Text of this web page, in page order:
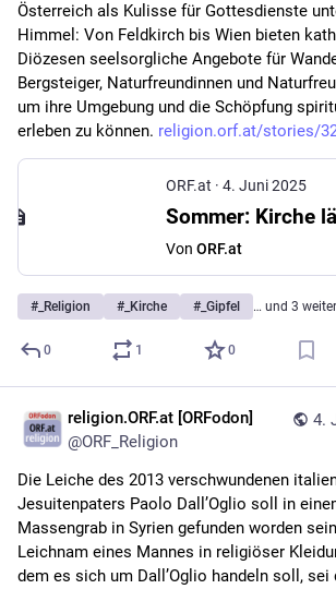
Österreich als Kulisse für Gottesdienste
Himmel: Von Feldkirch bis Wien bieten
Diözesen seelsorgliche Angebote für
Bergsteiger, Naturfreundinnen und
um ihre Umgebung und die Schöpfung
erleben zu können. religion.orf.at/stories/
ORF.at · 4. Juni 2025
Von ORF.at
# _Religion # _Kirche # _Gipfel … und 3
0 1 0
4.
religion.ORF.at [ORFodon]
@ORF_Religion
Die Leiche des 2013 verschwundenen
Jesuitenpaters Paolo Dall’Oglio soll in
Massengrab in Syrien gefunden worden
Leichnam eines Mannes in religiöser
dem es sich um Dall’Oglio handeln soll, sei